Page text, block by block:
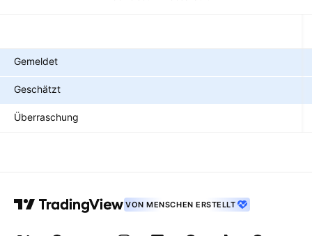
Gemeldet
Geschätzt
Überraschung
VON MENSCHEN ERSTELLT